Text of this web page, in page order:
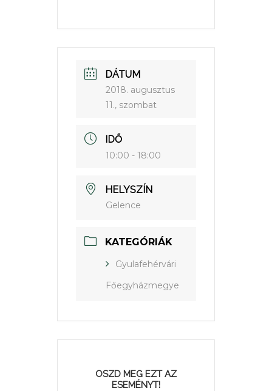
DÁTUM
2018. augusztus
11., szombat
IDŐ
10:00 - 18:00
HELYSZÍN
Gelence
KATEGÓRIÁK
Gyulafehérvári
Főegyházmegye
OSZD MEG EZT AZ
ESEMÉNYT!